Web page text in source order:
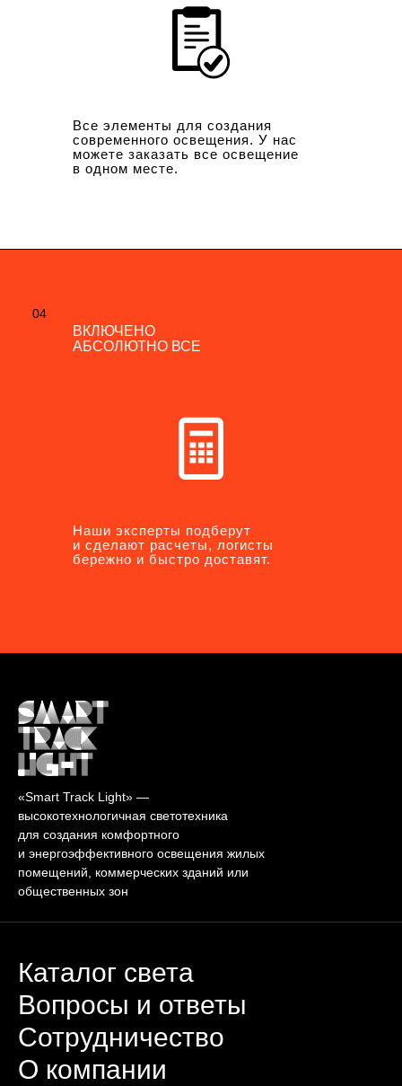
Все элементы для создания
современного освещения. У нас
можете заказать все освещение
в одном месте.
04
ВКЛЮЧЕНО
АБСОЛЮТНО ВСЕ
Наши эксперты подберут
и сделают расчеты, логисты
бережно и быстро доставят.
04
ВКЛЮЧЕНО
АБСОЛЮТНО ВСЕ
Наши эксперты подберут
и сделают расчеты, логисты
бережно и быстро доставят.
«Smart Track Light» —
высокотехнологичная светотехника
для создания комфортного
и энергоэффективного освещения жилых
помещений, коммерческих зданий или
общественных зон
Каталог света
Вопросы и ответы
Сотрудничество
О компании